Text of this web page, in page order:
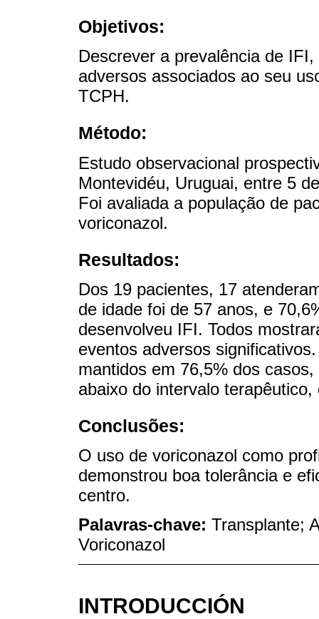
Objetivos:
Descrever a prevalência de
adversos associados ao seu
TCPH.
Método:
Estudo observacional
Montevidéu, Uruguai, entre 5
Foi avaliada a população de
voriconazol.
Resultados:
Dos 19 pacientes, 17
de idade foi de 57 anos, e
desenvolveu IFI. Todos
eventos adversos
mantidos em 76,5% dos
abaixo do intervalo
Conclusões:
O uso de voriconazol como
demonstrou boa tolerância e
centro.
Palavras-chave: Transplante;
Voriconazol
INTRODUCCIÓN